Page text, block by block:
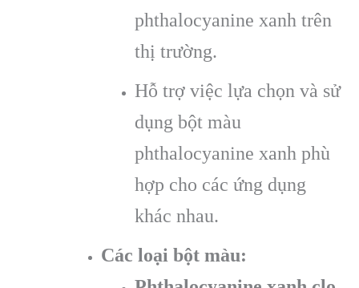
phthalocyanine xanh trên
thị trường.
Hỗ trợ việc lựa chọn và sử
dụng bột màu
phthalocyanine xanh phù
hợp cho các ứng dụng
khác nhau.
Các loại bột màu: